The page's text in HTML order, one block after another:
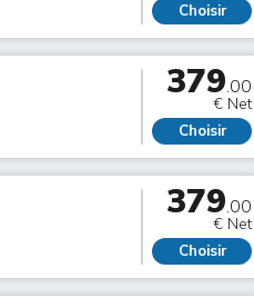
Choisir
379.00
€ Net
Choisir
379.00
€ Net
Choisir